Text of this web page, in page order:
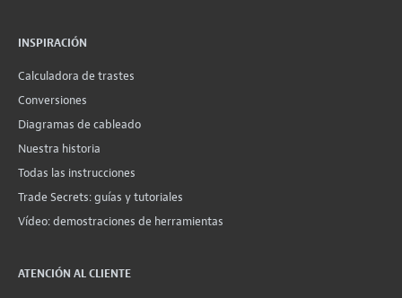
INSPIRACIÓN
Calculadora de trastes
Conversiones
Diagramas de cableado
Nuestra historia
Todas las instrucciones
Trade Secrets: guías y tutoriales
Vídeo: demostraciones de herramientas
ATENCIÓN AL CLIENTE